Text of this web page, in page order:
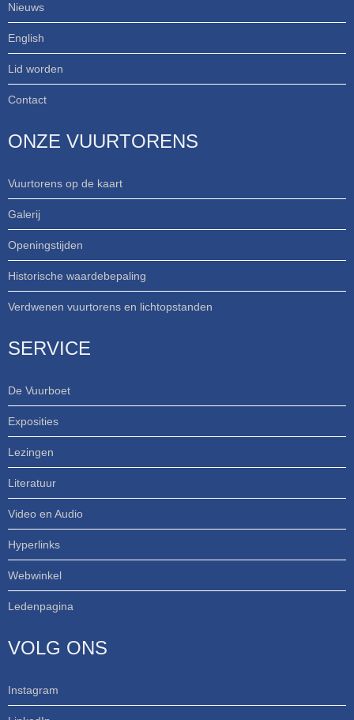
Nieuws
English
Lid worden
Contact
ONZE VUURTORENS
Vuurtorens op de kaart
Galerij
Openingstijden
Historische waardebepaling
Verdwenen vuurtorens en lichtopstanden
SERVICE
De Vuurboet
Exposities
Lezingen
Literatuur
Video en Audio
Hyperlinks
Webwinkel
Ledenpagina
VOLG ONS
Instagram